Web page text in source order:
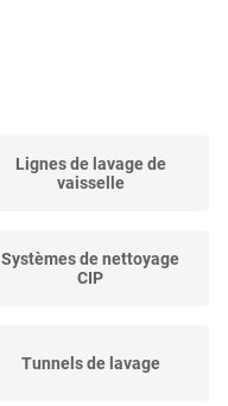
Lignes de lavage de
vaisselle
Systèmes de nettoyage
CIP
Tunnels de lavage